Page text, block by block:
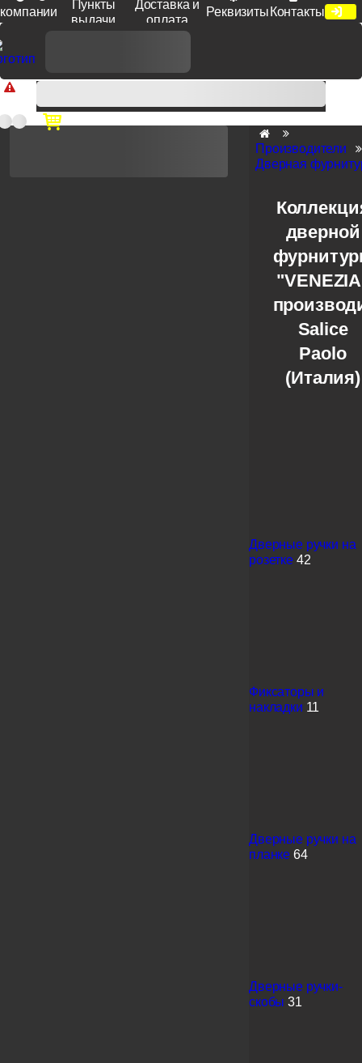
компании
Пункты
выдачи
Доставка и
оплата
Реквизиты Контакты
Доп. скидка от цен на сайте 7% при заказе от 50 тыс. руб
продукции Venezia, Fratelli, Tupai, Extreza, Melodia, Forme при
оплате по счету.
Производители
Дверная
дверной
Salice
Paolo
(Италия)
Дверные ручки на
розетке 42
Фиксаторы и
накладки 11
Дверные ручки на
планке 64
Дверные ручки-
скобы 31